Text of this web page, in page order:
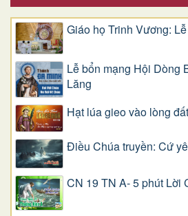
Giáo họ Trinh Vương:
Lễ bổn mạng Hội Dòng
Lăng
Hạt lúa gieo vào lòng đất
Điều Chúa truyền: Cứ
CN 19 TN A- 5 phút Lời